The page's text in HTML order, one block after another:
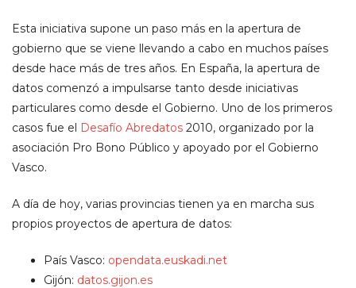
Esta iniciativa supone un paso más en la apertura de
gobierno que se viene llevando a cabo en muchos países
desde hace más de tres años. En España, la apertura de
datos comenzó a impulsarse tanto desde iniciativas
particulares como desde el Gobierno. Uno de los primeros
casos fue el Desafío Abredatos 2010, organizado por la
asociación Pro Bono Público y apoyado por el Gobierno
Vasco.
A día de hoy, varias provincias tienen ya en marcha sus
propios proyectos de apertura de datos:
País Vasco: opendata.euskadi.net
Gijón: datos.gijon.es